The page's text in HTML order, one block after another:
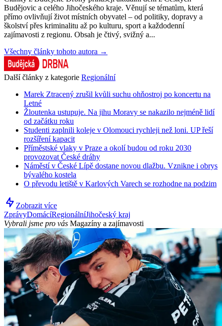
Budějovic a celého Jihočeského kraje. Věnují se tématům, která
přímo ovlivňují život místních obyvatel – od politiky, dopravy a
školství přes kriminalitu až po kulturu, sport a každodenní
zajímavosti z regionu. Obsah je čtivý, svižný a...
Všechny články tohoto autora →
Další články z kategorie Regionální
Marek Ztracený zrušil kvůli suchu ohňostroj po koncertu na
Letné
Žloutenka ustupuje. Na jihu Moravy se nakazilo nejméně lidí
od začátku roku
Studenti zaplnili koleje v Olomouci rychleji než loni. UP řeší
rozšíření kapacit
Příměstské vlaky v Praze a okolí budou od roku 2030
provozovat České dráhy
Náměstí v České Lípě dostane novou dlažbu. Vznikne i obrys
bývalého kostela
O převodu letiště v Karlových Varech se rozhodne na podzim
Zobrazit více
ZprávyDomácíRegionálníJihočeský kraj
Vybrali jsme pro vás Magazíny a zajímavosti